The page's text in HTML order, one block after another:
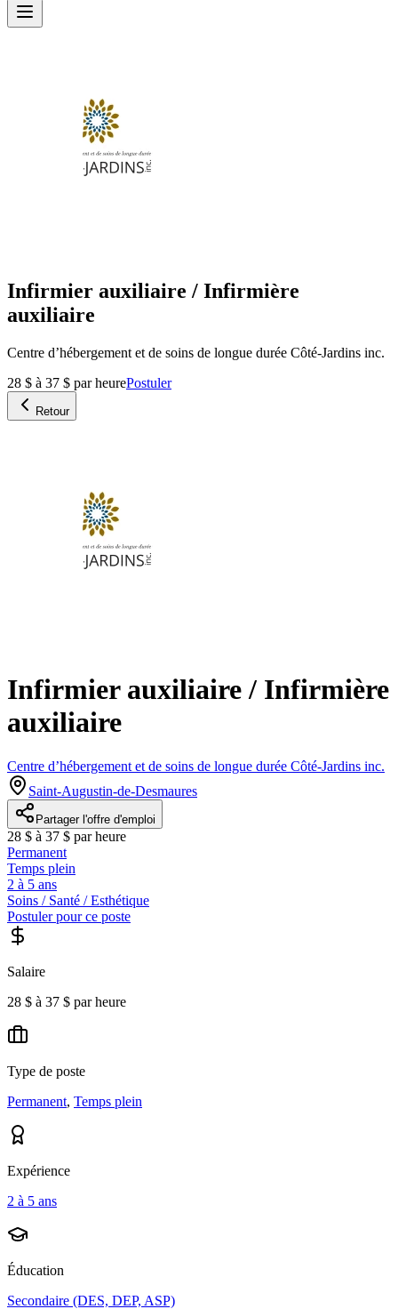
Infirmier auxiliaire / Infirmière
auxiliaire
Centre d’hébergement et de soins de longue durée Côté-Jardins inc.
28 $ à 37 $ par heurePostuler
Retour
Infirmier auxiliaire / Infirmière
auxiliaire
Centre d’hébergement et de soins de longue durée Côté-Jardins inc.
Saint-Augustin-de-Desmaures
Partager l'offre d'emploi
28 $ à 37 $ par heure
Permanent
Temps plein
2 à 5 ans
Soins / Santé / Esthétique
Postuler pour ce poste
Salaire
28 $ à 37 $ par heure
Type de poste
Permanent, Temps plein
Expérience
2 à 5 ans
Éducation
Secondaire (DES, DEP, ASP)